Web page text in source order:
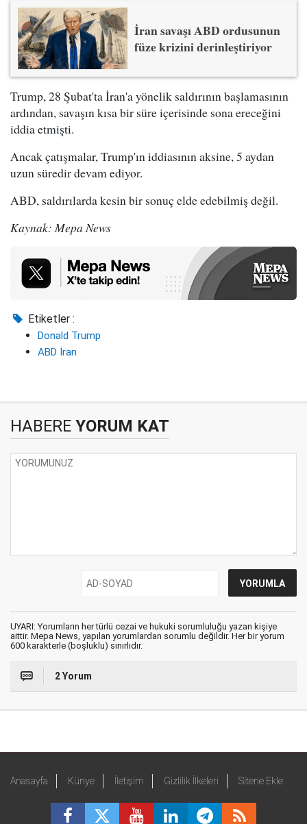
İran savaşı ABD ordusunun
füze krizini derinleştiriyor
Trump, 28 Şubat'ta İran'a yönelik saldırının başlamasının
ardından, savaşın kısa bir süre içerisinde sona ereceğini
iddia etmişti.
Ancak çatışmalar, Trump'ın iddiasının aksine, 5 aydan
uzun süredir devam ediyor.
ABD, saldırılarda kesin bir sonuç elde edebilmiş değil.
Kaynak: Mepa News
Etiketler :
Donald Trump
ABD İran
HABERE YORUM KAT
UYARI: Yorumların her türlü cezai ve hukuki sorumluluğu yazan kişiye
aittir. Mepa News, yapılan yorumlardan sorumlu değildir. Her bir yorum
600 karakterle (boşluklu) sınırlıdır.
2 Yorum
Anasayfa Künye İletişim Gizlilik İlkeleri Sitene Ekle